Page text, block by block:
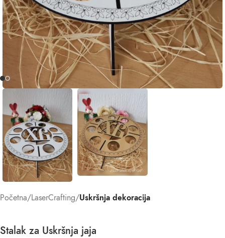
Početna LaserCrafting Uskršnja dekoracija
Stalak za Uskršnja jaja